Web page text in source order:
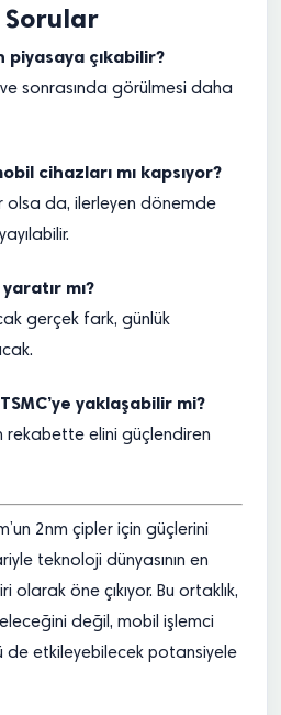
Sorular
piyasaya çıkabilir?
sonrasında görülmesi daha
cihazları mı kapsıyor?
olsa da, ilerleyen dönemde
mı?
gerçek fark, günlük
yaklaşabilir mi?
rekabette elini güçlendiren
2nm çipler için güçlerini
teknoloji dünyasının en
olarak öne çıkıyor. Bu ortaklık,
değil, mobil işlemci
de etkileyebilecek potansiyele